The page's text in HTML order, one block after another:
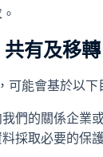
有及移轉
可能會基於以
們的關係企業
採取必要的保